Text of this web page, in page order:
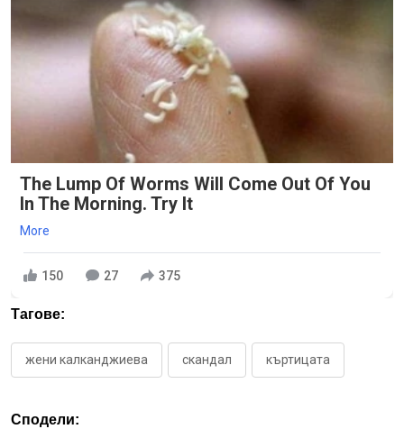
The Lump Of Worms Will Come Out Of You
In The Morning. Try It
More
150 27 375
Тагове:
жени калканджиева скандал къртицата
Сподели: